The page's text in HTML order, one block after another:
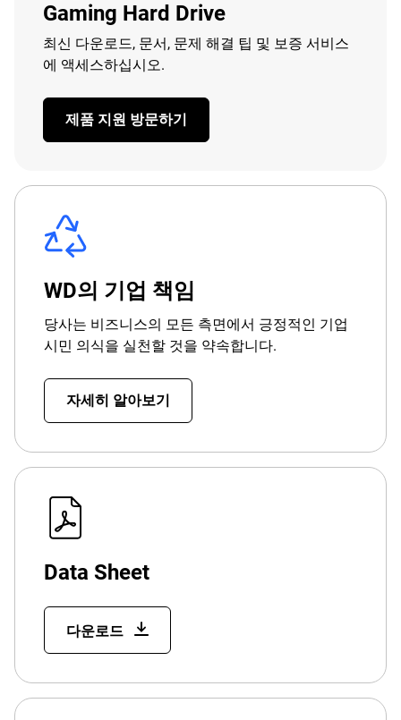
Gaming Hard Drive
최신 다운로드, 문서, 문제 해결 팁 및 보증 서비스
에 액세스하십시오.
제품 지원 방문하기
WD의 기업 책임
당사는 비즈니스의 모든 측면에서 긍정적인 기업
시민 의식을 실천할 것을 약속합니다.
자세히 알아보기
Data Sheet
다운로드